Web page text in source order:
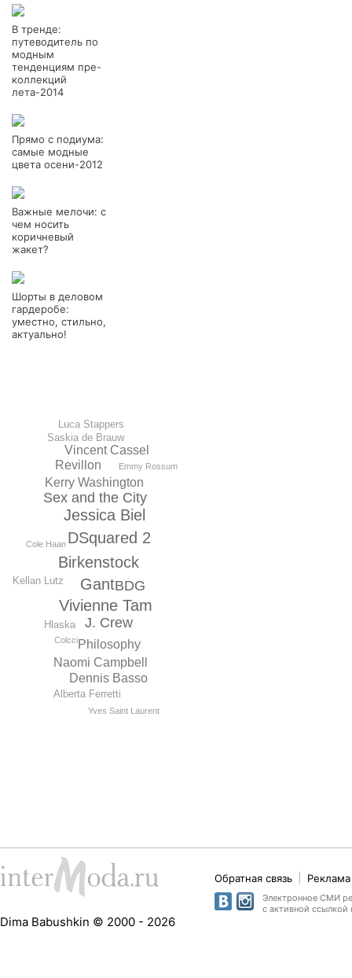
В тренде:
путеводитель по
модным
тенденциям пре-
коллекций
лета-2014
Прямо с подиума:
самые модные
цвета осени-2012
Важные мелочи: с
чем носить
коричневый
жакет?
Шорты в деловом
гардеробе:
уместно, стильно,
актуально!
Birkenstock
Gant
DSquared 2
Vivienne Tam
Jessica Biel
J. Crew
Sex and the City
BDG
Kerry Washington
Philosophy
Naomi Campbell
Revillon
Vincent Cassel
Dennis Basso
Hlaska
Alberta Ferretti
Saskia de Brauw
Luca Stappers
Kellan Lutz
Emmy Rossum
Cole Haan
Yves Saint Laurent
Colcci
Dima Babushkin © 2000 - 2026
Обратная связь
Электронное СМИ
с активной ссылкой